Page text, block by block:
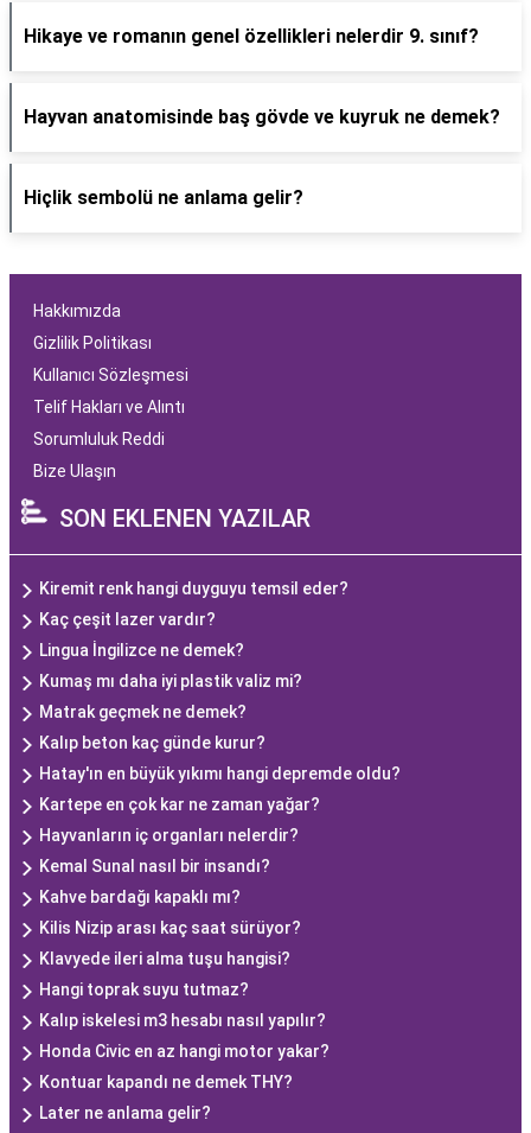
Hikaye ve romanın genel özellikleri nelerdir 9. sınıf?
Hayvan anatomisinde baş gövde ve kuyruk ne demek?
Hiçlik sembolü ne anlama gelir?
Hakkımızda
Gizlilik Politikası
Kullanıcı Sözleşmesi
Telif Hakları ve Alıntı
Sorumluluk Reddi
Bize Ulaşın
SON EKLENEN YAZILAR
Kiremit renk hangi duyguyu temsil eder?
Kaç çeşit lazer vardır?
Lingua İngilizce ne demek?
Kumaş mı daha iyi plastik valiz mi?
Matrak geçmek ne demek?
Kalıp beton kaç günde kurur?
Hatay'ın en büyük yıkımı hangi depremde oldu?
Kartepe en çok kar ne zaman yağar?
Hayvanların iç organları nelerdir?
Kemal Sunal nasıl bir insandı?
Kahve bardağı kapaklı mı?
Kilis Nizip arası kaç saat sürüyor?
Klavyede ileri alma tuşu hangisi?
Hangi toprak suyu tutmaz?
Kalıp iskelesi m3 hesabı nasıl yapılır?
Honda Civic en az hangi motor yakar?
Kontuar kapandı ne demek THY?
Later ne anlama gelir?